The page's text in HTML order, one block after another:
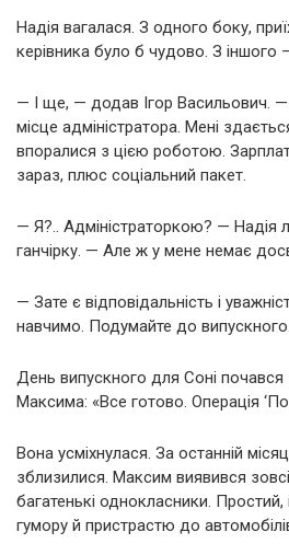
Надія вагалася. З одного боку,
керівника було б чудово. З
— І ще, — додав Ігор Васильович. —
місце адміністратора. Мені
впоралися з цією роботою.
зараз, плюс соціальний пакет.
— Я?.. Адміністраторкою? — Надія
ганчірку. — Але ж у мене немає
— Зате є відповідальність і
навчимо. Подумайте до випускного.
День випускного для Соні почався
Максима: «Все готово. Операція
Вона усміхнулася. За останній
зблизилися. Максим виявився
багатенькі однокласники.
гумору й пристрастю до